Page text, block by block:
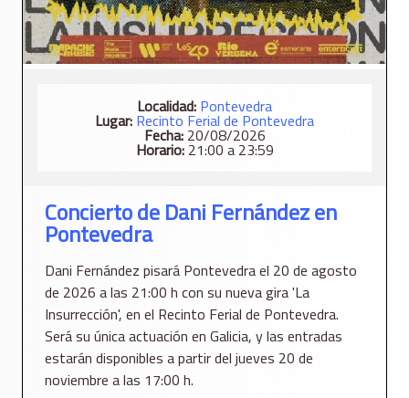
Localidad: Pontevedra
Lugar: Recinto Ferial de Pontevedra
Fecha:20/08/2026
Horario:21:00 a 23:59
Concierto de Dani Fernández en
Pontevedra
Dani Fernández pisará Pontevedra el 20 de agosto
de 2026 a las 21:00 h con su nueva gira 'La
Insurrección', en el Recinto Ferial de Pontevedra.
Será su única actuación en Galicia, y las entradas
estarán disponibles a partir del jueves 20 de
noviembre a las 17:00 h.